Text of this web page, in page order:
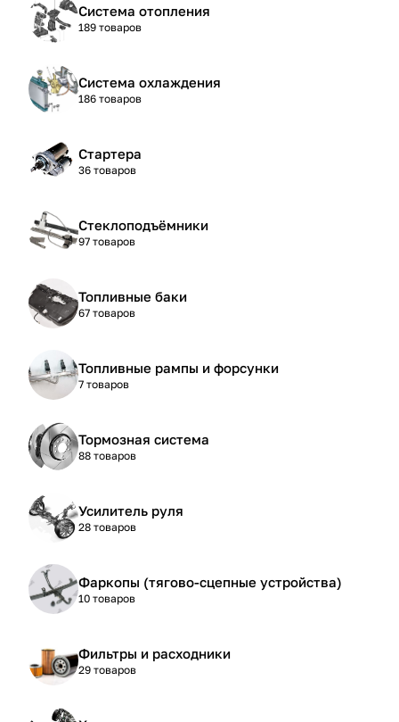
Система отопления
189 товаров
Система охлаждения
186 товаров
Стартера
36 товаров
Стеклоподъёмники
97 товаров
Топливные баки
67 товаров
Топливные рампы и форсунки
7 товаров
Тормозная система
88 товаров
Усилитель руля
28 товаров
Фаркопы (тягово-сцепные устройства)
10 товаров
Фильтры и расходники
29 товаров